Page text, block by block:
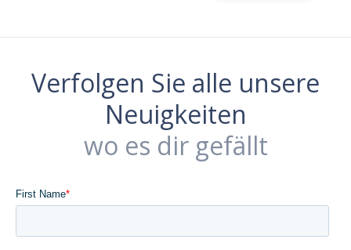
Verfolgen Sie alle unsere
Neuigkeiten
wo es dir gefällt